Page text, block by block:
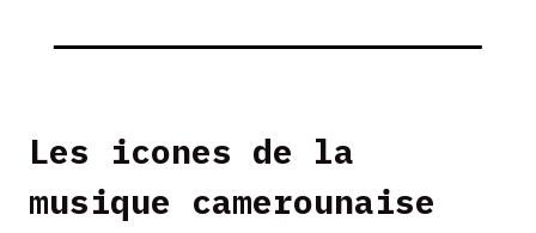
Les icones de la
musique camerounaise